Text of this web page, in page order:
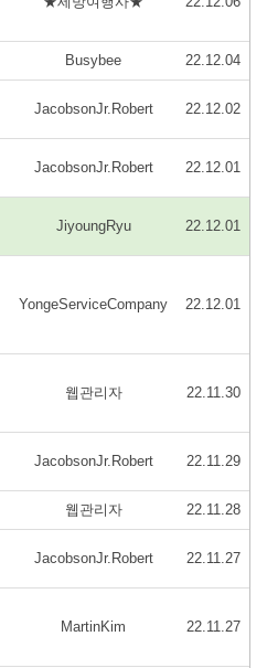
Busybee 22.12.04
JacobsonJr.Robert 22.12.02
JacobsonJr.Robert 22.12.01
JiyoungRyu 22.12.01
YongeServiceCompany 22.12.01
웹관리자 22.11.30
JacobsonJr.Robert 22.11.29
웹관리자 22.11.28
JacobsonJr.Robert 22.11.27
MartinKim 22.11.27